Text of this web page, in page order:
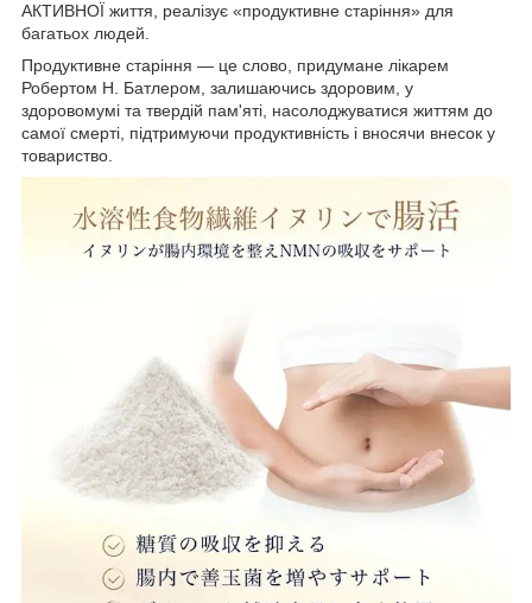
АКТИВНОЇ життя, реалізує «продуктивне старіння» для
багатьох людей.
Продуктивне старіння — це слово, придумане лікарем
Робертом Н. Батлером, залишаючись здоровим, у
здоровомумі та твердій пам'яті, насолоджуватися життям до
самої смерті, підтримуючи продуктивність і вносячи внесок у
товариство.